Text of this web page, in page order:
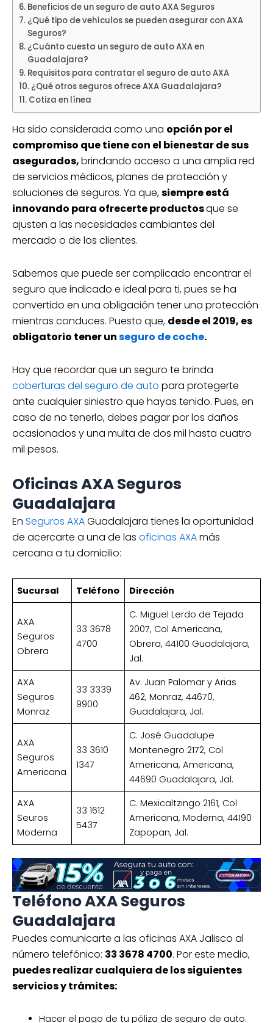
Beneficios de un seguro de auto AXA Seguros
¿Qué tipo de vehículos se pueden asegurar con AXA
Seguros?
¿Cuánto cuesta un seguro de auto AXA en
Guadalajara?
Requisitos para contratar el seguro de auto AXA
¿Qué otros seguros ofrece AXA Guadalajara?
Cotiza en línea
Ha sido considerada como una opción por el
compromiso que tiene con el bienestar de sus
asegurados,brindando acceso a una amplia red
de servicios médicos, planes de protección y
soluciones de seguros. Ya que,siempre está
innovando para ofrecerte productosque se
ajusten a las necesidades cambiantes del
mercado o de los clientes.
Sabemos que puede ser complicado encontrar el
seguro que indicado e ideal para ti, pues se ha
convertido en una obligación tener una protección
mientras conduces. Puesto que, desde el 2019, es
obligatorio tener unseguro de coche.
Hay que recordar que un seguro te brinda
coberturas del seguro de auto para protegerte
ante cualquier siniestro que hayas tenido. Pues, en
caso de no tenerlo, debes pagar por los daños
ocasionados y una multa de dos mil hasta cuatro
mil pesos.
Oficinas AXA Seguros
Guadalajara
En Seguros AXAGuadalajara tienes la oportunidad
de acercarte a una de las oficinas AXAmás
cercana a tu domicilio:
Sucursal Teléfono Dirección
AXA
Seguros
Obrera
33 3678
4700
C. Miguel Lerdo de Tejada
2007, Col Americana,
Obrera, 44100 Guadalajara,
Jal.
AXA
Seguros
Monraz
33 3339
9900
Av. Juan Palomar y Arias
462, Monraz, 44670,
Guadalajara, Jal.
AXA
Seguros
Americana
33 3610
1347
C. José Guadalupe
Montenegro 2172, Col
Americana, Americana,
44690 Guadalajara, Jal.
AXA
Seuros
Moderna
33 1612
5437
C. Mexicaltzingo 2161, Col
Americana, Moderna, 44190
Zapopan, Jal.
Teléfono AXA Seguros
Guadalajara
Puedes comunicarte a las oficinas AXA Jalisco al
número telefónico: 33 3678 4700. Por este medio,
puedes realizar cualquiera de los siguientes
servicios y trámites:
Hacer el pago de tu póliza de seguro de auto.